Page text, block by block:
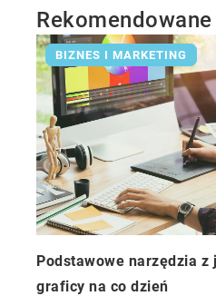
Rekomendowane
BIZNES I MARKETING
Podstawowe narzędzia
graficy na co dzień